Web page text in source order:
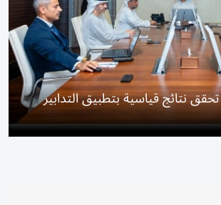
نتائج قياسية بتطبيق التدابير